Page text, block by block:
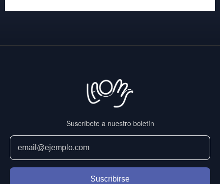
Suscríbete a nuestro boletín
Suscribirse